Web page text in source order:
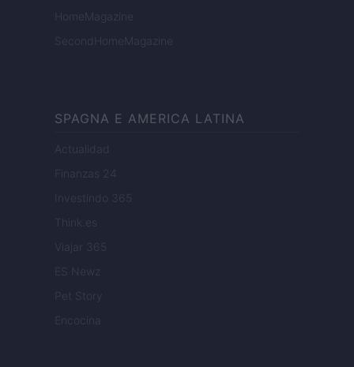
HomeMagazine
SecondHomeMagazine
SPAGNA E AMERICA LATINA
Actualidad
Finanzas 24
Investindo 365
Think.es
Viajar 365
ES Newz
Pet Story
Encocina